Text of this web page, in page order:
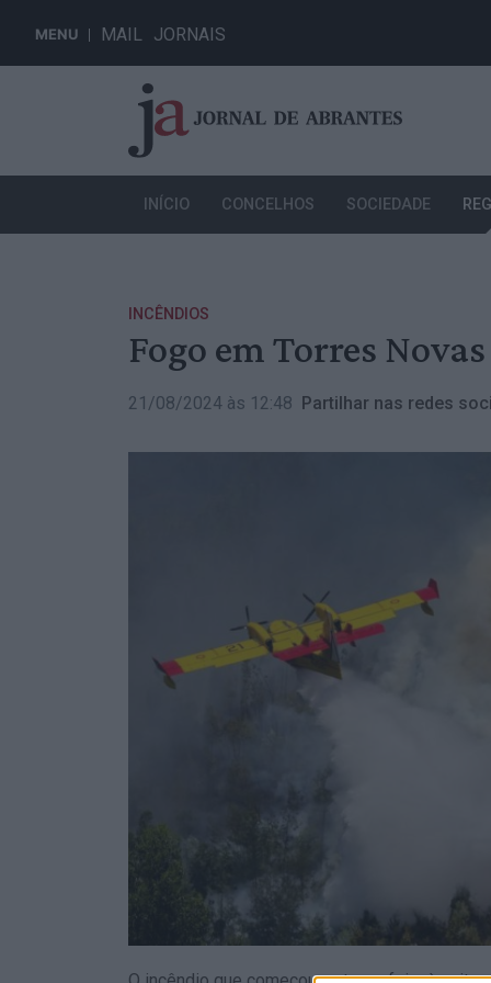
MENU MAIL JORNAIS
INÍCIO CONCELHOS SOCIEDADE
INCÊNDIOS
Fogo em Torres
21/08/2024 às 12:48 Partilhar nas redes